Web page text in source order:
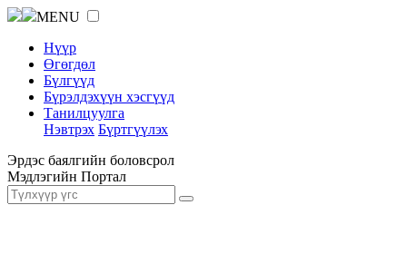
MENU
Нүүр
Өгөгдөл
Бүлгүүд
Бүрэлдэхүүн хэсгүүд
Танилцуулга
Нэвтрэх Бүртгүүлэх
Эрдэс баялгийн боловсрол
Мэдлэгийн Портал